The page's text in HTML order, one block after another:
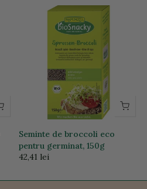
Seminte de broccoli eco
pentru germinat, 150g
42,41 lei